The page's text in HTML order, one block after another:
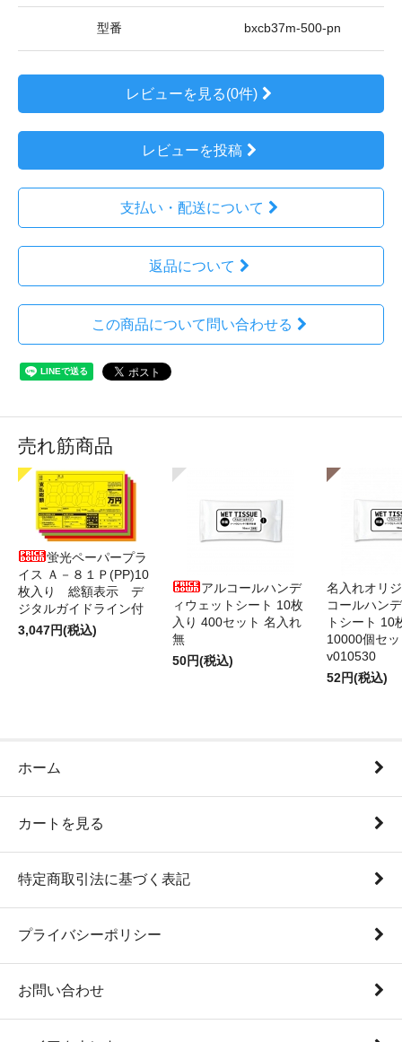
型番 bxcb37m-500-pn
レビューを見る(0件)
レビューを投稿
支払い・配送について
返品について
この商品について問い合わせる
売れ筋商品
蛍光ペーパープラ
イス Ａ－８１Ｐ(PP)10
枚入り 総額表示 デ
ジタルガイドライン付
3,047円(税込)
アルコールハンデ
ィウェットシート 10枚
入り 400セット 名入れ
無
50円(税込)
名入れオリ
コールハン
トシート 10
10000個セ
v010530
52円(税込)
ホーム
カートを見る
特定商取引法に基づく表記
プライバシーポリシー
お問い合わせ